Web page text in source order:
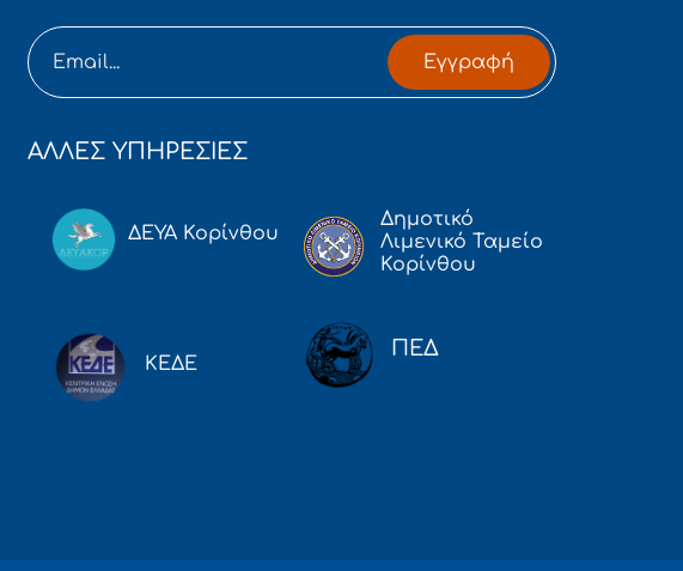
Εγγραφή
ΑΛΛΕΣ ΥΠΗΡΕΣΙΕΣ
ΔΕΥΑ Κορίνθου
Δημοτικό
Λιμενικό Ταμείο
Κορίνθου
ΚΕΔΕ
ΠΕΔ